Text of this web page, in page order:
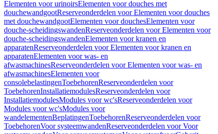
Elementen voor urinoirsElementen voor douches met
douchewandgootReserveonderdelen voor Elementen voor douches
met douchewandgootElementen voor douchesElementen voor
douche-scheidingswandenReserveonderdelen voor Elementen voor
douche-scheidingswandenElementen voor kranen en
apparatenReserveonderdelen voor Elementen voor kranen en
apparatenElementen voor was- en
afwasmachinesReserveonderdelen voor Elementen voor was- en
afwasmachinesElementen voor
consolebelastingenToebehorenReserveonderdelen voor
ToebehorenInstallatiemodulesReserveonderdelen voor
InstallatiemodulesModules voor wc'sReserveonderdelen voor
Modules voor wc'sModules voor
wandelementenBeplatingenToebehorenReserveonderdelen voor
ToebehorenVoor systeemwandenReserveonderdelen voor Voor